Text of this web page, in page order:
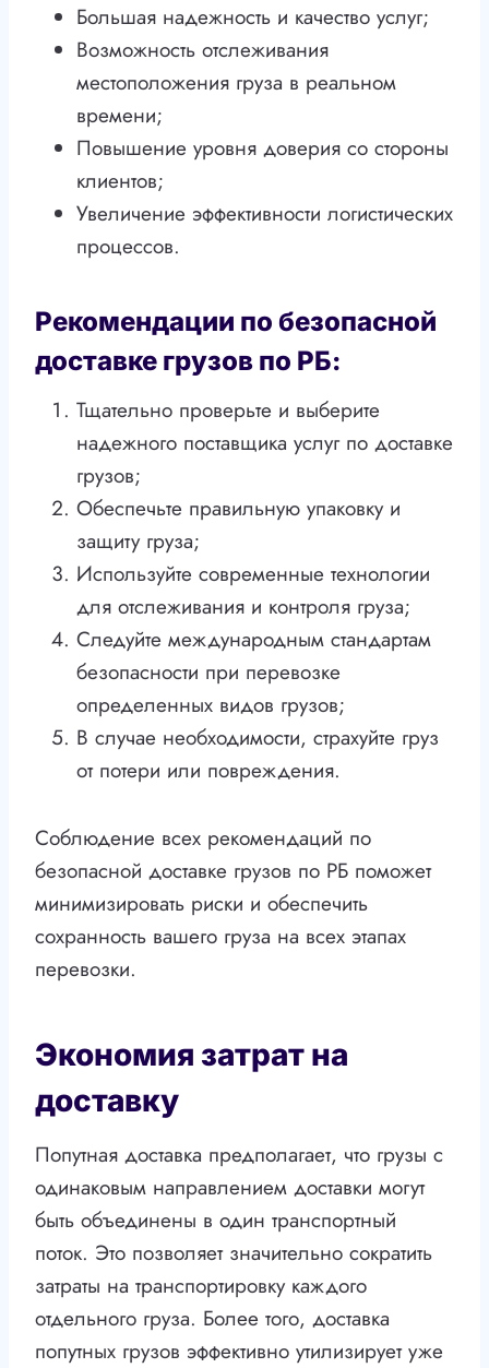
Большая надежность и качество услуг;
Возможность отслеживания
местоположения груза в реальном
времени;
Повышение уровня доверия со стороны
клиентов;
Увеличение эффективности логистических
процессов.
Рекомендации по безопасной
доставке грузов по РБ:
Тщательно проверьте и выберите
надежного поставщика услуг по доставке
грузов;
Обеспечьте правильную упаковку и
защиту груза;
Используйте современные технологии
для отслеживания и контроля груза;
Следуйте международным стандартам
безопасности при перевозке
определенных видов грузов;
В случае необходимости, страхуйте груз
от потери или повреждения.
Соблюдение всех рекомендаций по
безопасной доставке грузов по РБ поможет
минимизировать риски и обеспечить
сохранность вашего груза на всех этапах
перевозки.
Экономия затрат на
доставку
Попутная доставка предполагает, что грузы с
одинаковым направлением доставки могут
быть объединены в один транспортный
поток. Это позволяет значительно сократить
затраты на транспортировку каждого
отдельного груза. Более того, доставка
попутных грузов эффективно утилизирует уже